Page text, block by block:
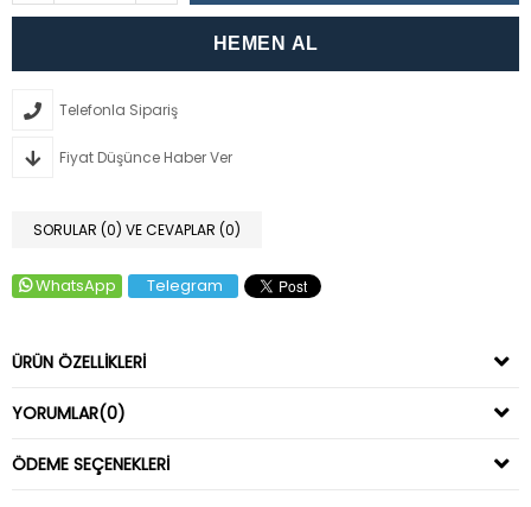
Telefonla Sipariş
Fiyat Düşünce Haber Ver
SORULAR (0) VE CEVAPLAR (0)
WhatsApp Telegram
ÜRÜN ÖZELLIKLERI
YORUMLAR(0)
ÖDEME SEÇENEKLERI